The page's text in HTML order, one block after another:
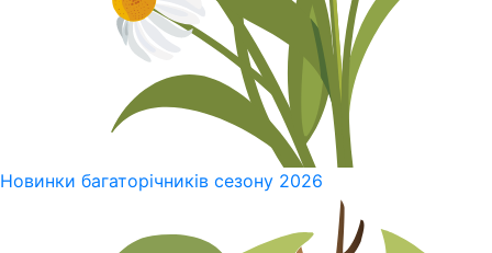
Новинки багаторічників сезону 2026